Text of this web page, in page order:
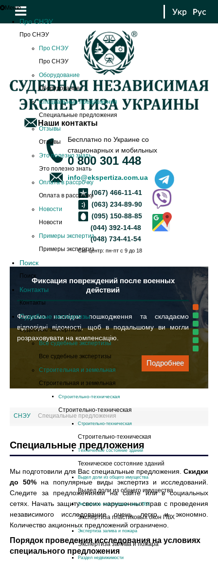
Меню
Про СНЭУ
Про СНЭУ
Про СНЭУ
Про СНЭУ
Оборудование
Оборудование
Специальные предложения
Специальные предложения
Отзывы
Отзывы
Это полезно знать
Это полезно знать
Оплата в рассрочку
Оплата в рассрочку
Новости
Новости
Примеры экспертиз
Примеры экспертиз
Поиск
Поиск
Контакты
Контакты
Судебные экспертизы
Судебные экспертизы
Все судебные экспертизы
Все судебные экспертизы
Строительная и земельная
Строительная и земельная
Cтроительно-техническая
Cтроительно-техническая
Cтроительно-техническая
Cтроительно-техническая
Техническое состояние зданий
Техническое состояние зданий
Выдел доли из общего имущества
Выдел доли из общего имущества
Экспертиза пластиковых окон ПВХ
Экспертиза пластиковых окон ПВХ
Экспертиза залива и пожара
Экспертиза залива и пожара
Раздел недвижимости
Наши контакты
Бесплатно по Украине со
стационарных и мобильных
0 800 301 448
info@ekspertiza.com.ua
(067) 466-11-41
(063) 234-89-90
(095) 150-88-85
(044) 392-14-48
(048) 734-41-54
Call-центр: пн-пт с 9 до 18
Фиксация повреждений после военных
действий
Фіксуємо наслідки пошкодження та складаємо
відповідні відомості, щоб в подальшому ви могли
розраховувати на компенсацію.
Подробнее
СНЭУ Специальные предложения
Специальные предложения
Мы подготовили для Вас специальные предложения. Скидки
до 50% на популярные виды экспертиз и исследований.
Следите за предложениями на сайте или в социальных
сетях. Начать защиту своих нарушенных прав с проведения
независимого исследование очень легко и экономно.
Количество акционных предложений ограничено.
Порядок проведения исследования на условиях
специального предложения